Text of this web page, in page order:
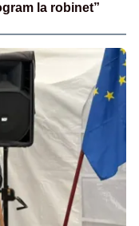
la robinet”